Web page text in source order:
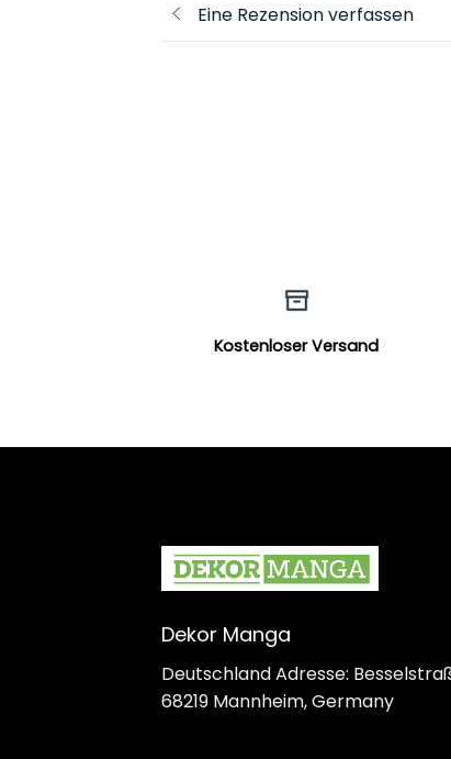
Eine Rezension verfassen
Kostenloser Versand
Dekor Manga
Deutschland Adresse:
68219 Mannheim, Germany